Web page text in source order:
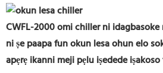
CWFL-2000 omi chiller ni
ni ṣe paapa fun okun lesa ohun elo
apẹrẹ ikanni meji pẹlu iṣedede